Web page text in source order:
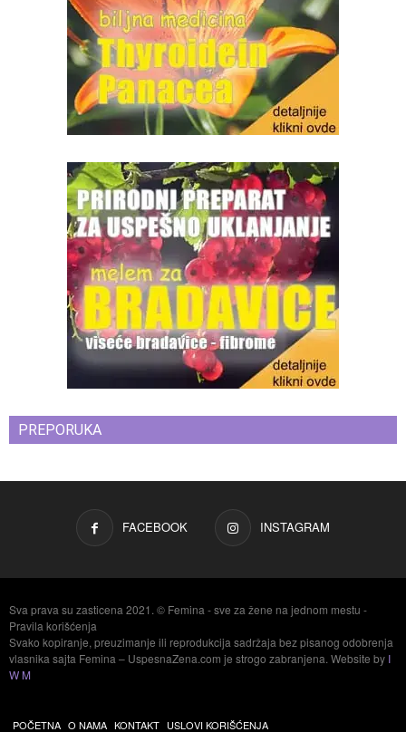
PREPORUKA
FACEBOOK INSTAGRAM
Sva prava su zasticena 2021. © Femina - sve za žene na jednom mestu -
Pravila korišćenja
Svako kopiranje, preuzimanje ili reprodukcija sadržaja bez pisanog odobrenja
vlasnika sajta Femina – UspesnaZena.com je strogo zabranjena. Website by I
W M
POČETNA O NAMA KONTAKT USLOVI KORIŠĆENJA